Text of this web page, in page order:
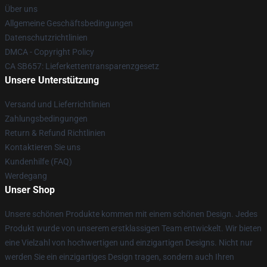
Über uns
Allgemeine Geschäftsbedingungen
Datenschutzrichtlinien
DMCA - Copyright Policy
CA SB657: Lieferkettentransparenzgesetz
Unsere Unterstützung
Versand und Lieferrichtlinien
Zahlungsbedingungen
Return & Refund Richtlinien
Kontaktieren Sie uns
Kundenhilfe (FAQ)
Werdegang
Unser Shop
Unsere schönen Produkte kommen mit einem schönen Design. Jedes
Produkt wurde von unserem erstklassigen Team entwickelt. Wir bieten
eine Vielzahl von hochwertigen und einzigartigen Designs. Nicht nur
werden Sie ein einzigartiges Design tragen, sondern auch Ihren